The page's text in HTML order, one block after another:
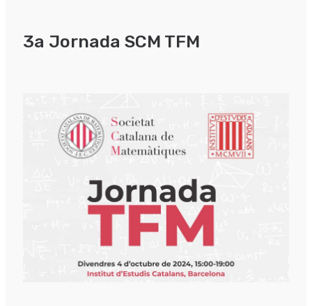
3a Jornada SCM TFM